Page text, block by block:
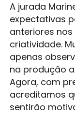
A jurada
expectativas
anteriores
criatividade.
apenas
na produção
Agora, com
acreditamos
sentirão